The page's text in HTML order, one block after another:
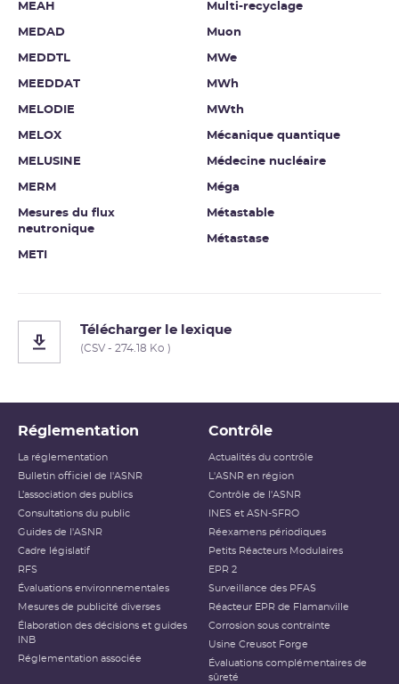
MEAH
MEDAD
MEDDTL
MEEDDAT
MELODIE
MELOX
MELUSINE
MERM
Mesures du flux
neutronique
METI
Multi-recyclage
Muon
MWe
MWh
MWth
Mécanique quantique
Médecine nucléaire
Méga
Métastable
Métastase
Télécharger le lexique
(CSV - 274.18 Ko )
Réglementation
La réglementation
Bulletin officiel de l'ASNR
L’association des publics
Consultations du public
Guides de l'ASNR
Cadre législatif
RFS
Évaluations environnementales
Mesures de publicité diverses
Élaboration des décisions et guides
INB
Réglementation associée
Contrôle
Actualités du contrôle
L'ASNR en région
Contrôle de l'ASNR
INES et ASN-SFRO
Réexamens périodiques
Petits Réacteurs Modulaires
EPR 2
Surveillance des PFAS
Réacteur EPR de Flamanville
Corrosion sous contrainte
Usine Creusot Forge
Évaluations complémentaires de
sûreté